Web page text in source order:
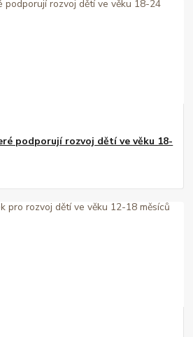
podporují rozvoj dětí ve věku 18-